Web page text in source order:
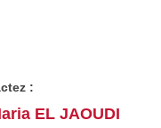
:
EL JAOUDI